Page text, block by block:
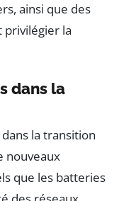
ainsi que des
privilégier la
dans la
la transition
nouveaux
que les batteries